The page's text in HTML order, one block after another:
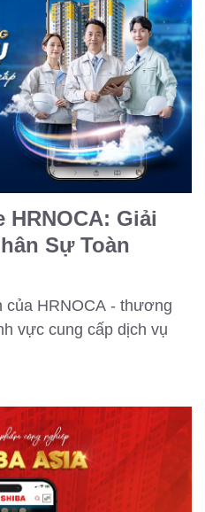
HRNOCA: Giải
Sự Toàn
của HRNOCA -thương
vực cung cấp dịch vụ